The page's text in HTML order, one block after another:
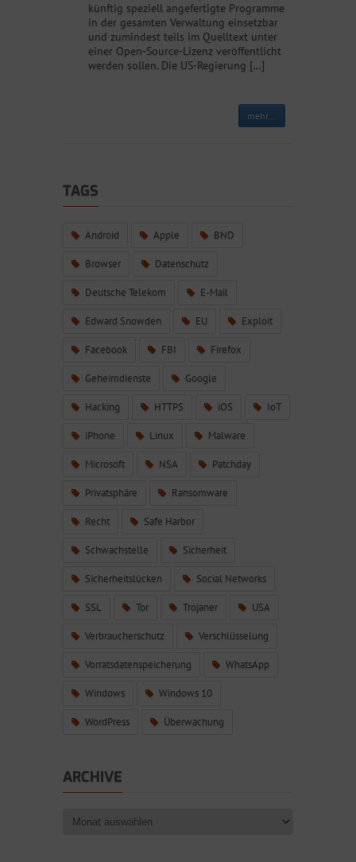
künftig speziell angefertigte Programme
in der gesamten Verwaltung einsetzbar
und zumindest teils im Quelltext unter
einer Open-Source-Lizenz veröffentlicht
werden sollen. Die US-Regierung […]
mehr...
TAGS
Android Apple BND
Browser Datenschutz
Deutsche Telekom E-Mail
Edward Snowden EU Exploit
Facebook FBI Firefox
Geheimdienste Google
Hacking HTTPS iOS IoT
iPhone Linux Malware
Microsoft NSA Patchday
Privatsphäre Ransomware
Recht Safe Harbor
Schwachstelle Sicherheit
Sicherheitslücken Social Networks
SSL Tor Trojaner USA
Verbraucherschutz Verschlüsselung
Vorratsdatenspeicherung WhatsApp
Windows Windows 10
WordPress Überwachung
ARCHIVE